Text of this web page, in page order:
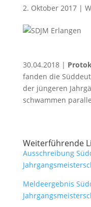
2. Oktober 2017|
30.04.2018 |
fanden die
der jüngeren
schwammen
Weiterführende
Ausschreibung
Meldeergebnis